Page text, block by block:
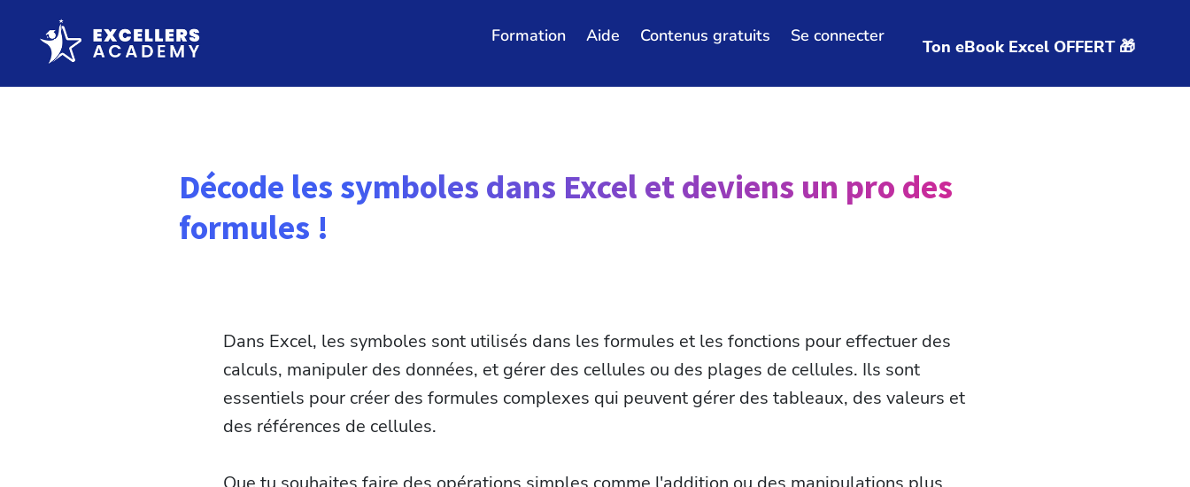
Formation Aide Contenus gratuits Se connecter
Ton eBook Excel OFFERT 🎁
Décode les symboles dans Excel et deviens un pro des
formules !
Dans Excel, les symboles sont utilisés dans les formules et les fonctions pour effectuer des
calculs, manipuler des données, et gérer des cellules ou des plages de cellules. Ils sont
essentiels pour créer des formules complexes qui peuvent gérer des tableaux, des valeurs et
des références de cellules.